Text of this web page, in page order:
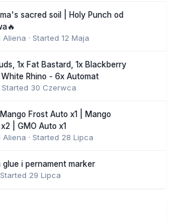
sacred soil | Holy Punch od
Aliena · Started 12 Maja
1x Fat Bastard, 1x Blackberry
White Rhino - 6x Automat
Started 30 Czerwca
Frost Auto x1 | Mango
| GMO Auto x1
Aliena · Started 28 Lipca
glue i pernament marker
Started 29 Lipca